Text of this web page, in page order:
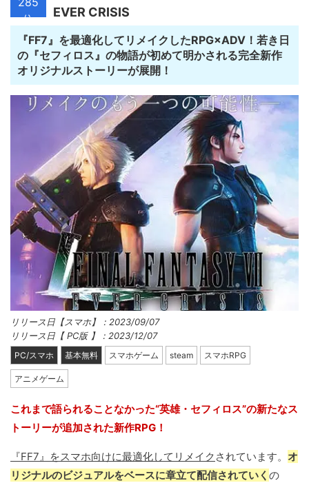
位
EVER CRISIS
『FF7』を最適化してリメイクしたRPG×ADV！若き日
の『セフィロス』の物語が初めて明かされる完全新作
オリジナルストーリーが展開！
リリース日【スマホ】：2023/09/07
リリース日【 PC版 】：2023/12/07
PC/スマホ 基本無料 スマホゲーム steam スマホRPG
アニメゲーム
これまで語られることなかった“英雄・セフィロス”の新たなス
トーリーが追加された新作RPG！
『FF7』をスマホ向けに最適化してリメイク されています。 オ
リジナルのビジュアルをベースに章立て配信されていく の